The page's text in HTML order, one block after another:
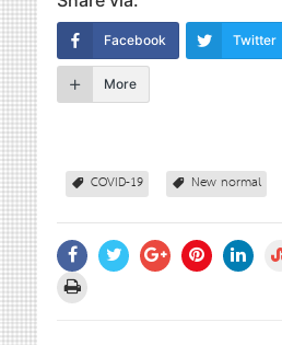
Facebook Twitter
More
COVID-19 New normal